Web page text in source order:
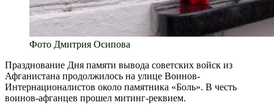
Фото Дмитрия Осипова
Празднование Дня памяти вывода советских войск из
Афганистана продолжилось на улице Воинов-
Интернационалистов около памятника «Боль». В честь
воинов-афганцев прошел митинг-реквием.